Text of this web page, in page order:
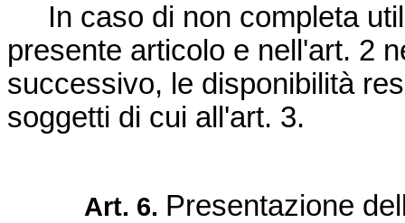
In caso di non completa
presente articolo e nell'art. 2
successivo, le disponibilità
soggetti di cui all'art. 3.
Art. 6. Presentazione